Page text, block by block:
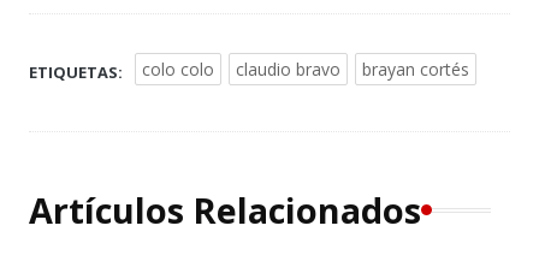
ETIQUETAS: colo colo claudio bravo brayan cortés
Artículos Relacionados